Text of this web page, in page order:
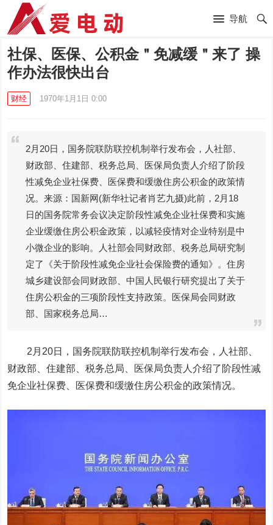
导航
社保、医保、公积金＂免减缓＂来了 操
作办法很快出台
财经 1970年1月1日 0:00
2月20日，国务院联防联控机制举行发布会，人社部、
财政部、住建部、税务总局、医保局负责人介绍了阶段
性减免企业社保费、医保费和缓缴住房公积金的政策情
况。来源：国新网(新华社记者肖艺九摄)此前，2月18
日的国务院常务会议决定阶段性减免企业社保费和实施
企业缓缴住房公积金政策，以减轻疫情对企业特别是中
小微企业的影响。人社部会同财政部、税务总局研究制
定了《关于阶段性减免企业社会保险费的通知》。住房
城乡建设部会同财政部、中国人民银行研究提出了关于
住房公积金的三项阶段性支持政策。医保局会同财政
部、国家税务总局…
2月20日，国务院联防联控机制举行发布会，人社部、
财政部、住建部、税务总局、医保局负责人介绍了阶段性减
免企业社保费、医保费和缓缴住房公积金的政策情况。